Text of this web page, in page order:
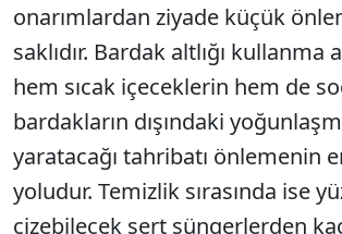
onarımlardan ziyade küçük
saklıdır. Bardak altlığı kullanma
hem sıcak içeceklerin hem de
bardakların dışındaki
yaratacağı tahribatı önlemenin
yoludur. Temizlik sırasında ise
çizebilecek sert süngerlerden